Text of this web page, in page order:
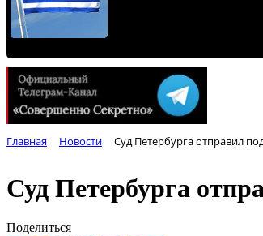
Главная Новости Суд Петербурга отправил
Суд Петербурга
Поделиться